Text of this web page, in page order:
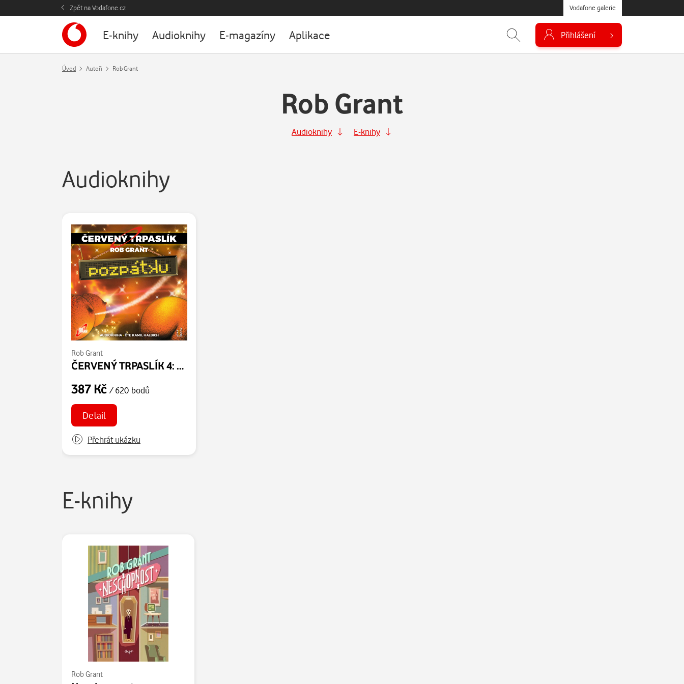
Zpět na Vodafone.cz Vodafone galerie
E-knihy Audioknihy E-magazíny Aplikace Přihlášení
Úvod Autoři Rob Grant
Rob Grant
Audioknihy E-knihy
Audioknihy
Rob Grant
ČERVENÝ TRPASLÍK 4: Pozpátku
387 Kč / 620 bodů
Detail
Přehrát ukázku
E-knihy
Rob Grant